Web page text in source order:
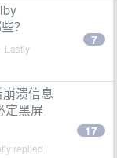
？
Lastly
7
溃信息
定黑屏
replied
17